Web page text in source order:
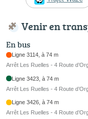
Venir en
En bus
Ligne 3114, à 74 m
Arrêt Les Ruelles - 4 Route
Ligne 3423, à 74 m
Arrêt Les Ruelles - 4 Route
Ligne 3426, à 74 m
Arrêt Les Ruelles - 4 Route